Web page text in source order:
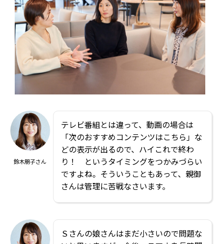
鈴木朋子さん
テレビ番組とは違って、動画の場合は
「次のおすすめコンテンツはこちら」な
どの表示が出るので、ハイこれで終わ
り！ というタイミングをつかみづらい
ですよね。そういうこともあって、親御
さんは管理に苦戦なさいます。
Ｓさんの娘さんはまだ小さいので問題な